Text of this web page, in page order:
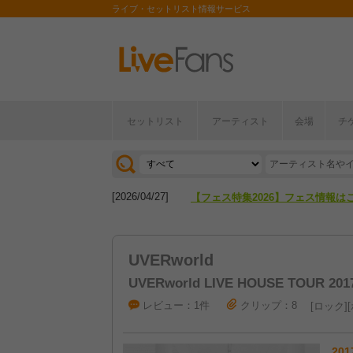
ライブ・セットリスト情報サービス
セットリスト アーティスト 会場 チ
[2026/07/28] 【ライブ動員ランキング】2026年
[2026/04/27] 【フェス特集2026】フェス情報は
UVERworld
UVERworld LIVE HOUSE TOUR
レビュー：1件 クリップ：8 ロック